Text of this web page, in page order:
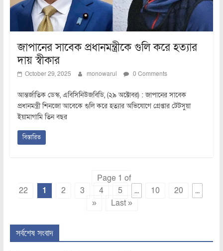
জাপানের সাবেক প্রধানমন্ত্রীকে গুলি করে হত্যার
দায় স্বীকার
October 29, 2025 monowarul 0 Comments
আন্তর্জাতিক ডেস্ক, এবিসিনিউজবিডি, (২৯ অক্টোবর) : জাপানের সাবেক
প্রধানমন্ত্রী শিনজো আবেকে গুলি করে হত্যার অভিযোগে গ্রেপ্তার টেটসুয়া
ইয়ামাগামি তিন বছর
বিস্তারিত
Page 1 of
22
1 2 3 4 5 ... 10 20
...
»
Last »
সর্বশেষ সংবাদ